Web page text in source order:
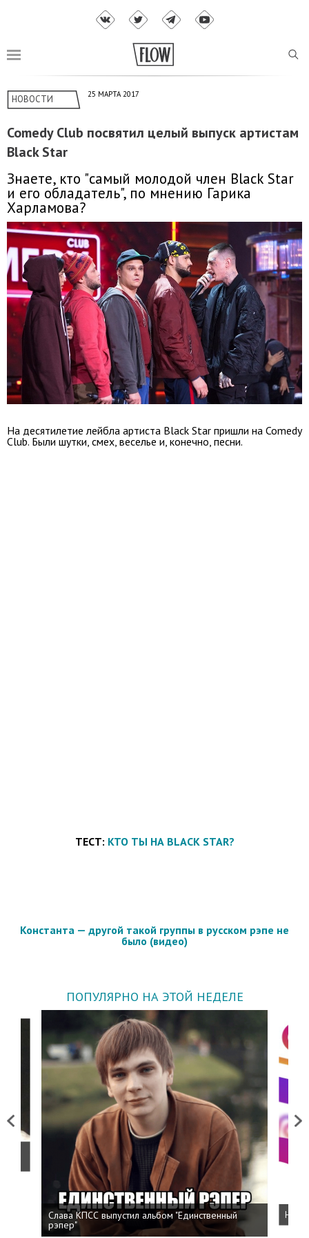
НОВОСТИ 25 МАРТА 2017
Comedy Club посвятил целый выпуск артистам
Black Star
Знаете, кто "самый молодой член Black Star
и его обладатель", по мнению Гарика
Харламова?
На десятилетие лейбла артиста Black Star пришли на Comedy
Club. Были шутки, смех, веселье и, конечно, песни.
ТЕСТ: КТО ТЫ НА BLACK STAR?
Константа — другой такой группы в русском рэпе не
было (видео)
ПОПУЛЯРНО НА ЭТОЙ НЕДЕЛЕ
Previous
Слава КПСС выпустил альбом "Единственный
рэпер"
Next